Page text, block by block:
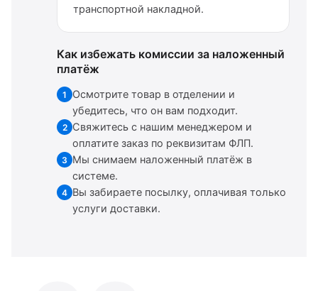
транспортной накладной.
Как избежать комиссии за наложенный
платёж
1
Осмотрите товар в отделении и
убедитесь, что он вам подходит.
2 Свяжитесь с нашим менеджером и
оплатите заказ по реквизитам ФЛП.
3 Мы снимаем наложенный платёж в
системе.
4 Вы забираете посылку, оплачивая только
услуги доставки.